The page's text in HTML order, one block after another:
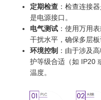
定期检查 ：检查连接
是电源接口。
电气测试 ：使用万用
干扰水平，确保多层板
环境控制 ：由于涉及
护等级合适（如 IP20
温度。